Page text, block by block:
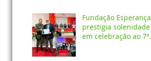
Fundação Esperança
prestigia solenidade
em celebração ao 7º